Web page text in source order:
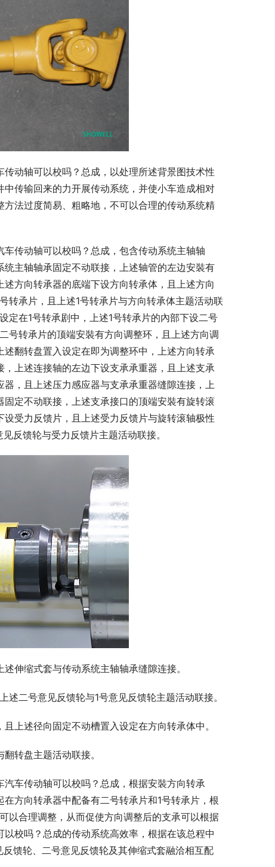
动轴可以校吗？总成，以处理所述背景图技术性
传输回来的力开展传动系统，并使小车造成相对
法过度简易、粗略地，不可以合理的传动系统精
传动轴可以校吗？总成，包含传动系统主轴轴
主轴轴承固定不动联接，上述轴管的左边安裝有
方向转承器的底端下设方向转承体，且上述方向
转承片，且上述1号转承片与方向转承体主题活动联
定在1号转承剧中，上述1号转承片的內部下设二号
号转承片的顶端安裝有方向调整环，且上述方向调
翻转盘置入设定在即为调整环中，上述方向转承
上述连接轴的左边下设支承承重器，且上述支承
，且上述压力感应器与支承承重器缝隙连接，上
定不动联接，上述支承接口的顶端安裝有旋转滚
受力反馈片，且上述受力反馈片与旋转滚轴极性
反馈轮与受力反馈片主题活动联接。
缩式套与传动系统主轴轴承缝隙连接。
二号意见反馈轮与1号意见反馈轮主题活动联接。
述径向固定不动槽置入设定在方向转承体中。
转盘主题活动联接。
车传动轴可以校吗？总成，根据安裝方向转承
方向转承器中配备有二号转承片和1号转承片，根
以合理调整，从而促使方向调整后的支承可以根据
校吗？总成的传动系统高效率，根据在该总程中
馈轮、二号意见反馈轮及其伸缩式套融洽相互配